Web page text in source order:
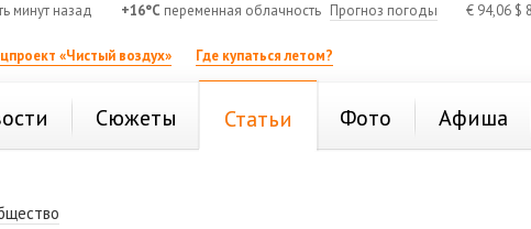
минут назад +16°C переменная облачность Прогноз погоды € 94,06 $
«Чистый воздух» Где купаться летом?
Сюжеты Статьи Фото Афиша